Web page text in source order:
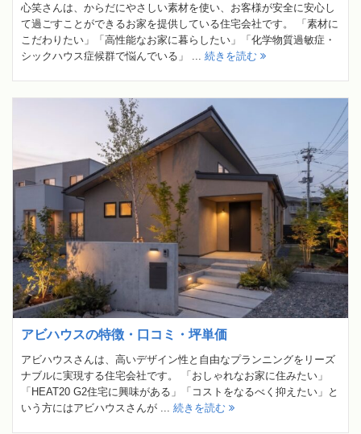
心笑さんは、からだにやさしい素材を使い、お客様が安全に安心し
て過ごすことができるお家を提供している住宅会社です。 「素材に
こだわりたい」「高性能なお家に暮らしたい」「化学物質過敏症・
シックハウス症候群で悩んでいる」 ... 続きを読む
アビハウスの特徴・口コミ・坪単価
アビハウスさんは、高いデザイン性と自由なプランニングをリーズ
ナブルに実現する住宅会社です。 「おしゃれなお家に住みたい」
「HEAT20 G2住宅に興味がある」「コストをなるべく抑えたい」と
いう方にはアビハウスさんが ... 続きを読む